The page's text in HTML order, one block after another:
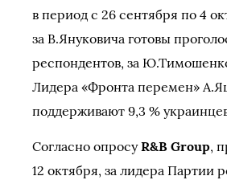
в период с 26 сентября по 4
за В.Януковича готовы
респондентов, за
Лидера «Фронта перемен»
поддерживают 9,3 %
Согласно опросуR&B Group,
12 октября, за лидера Партии